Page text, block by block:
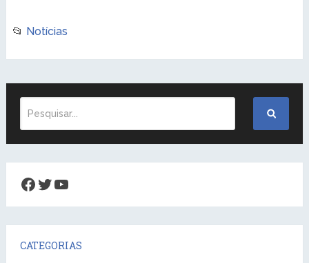
📂 Notícias
Facebook
Twitter
Youtube
CATEGORIAS